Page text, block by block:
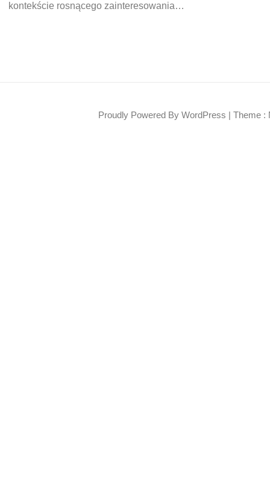
kontekście rosnącego zainteresowania…
Proudly Powered By WordPress | Theme :